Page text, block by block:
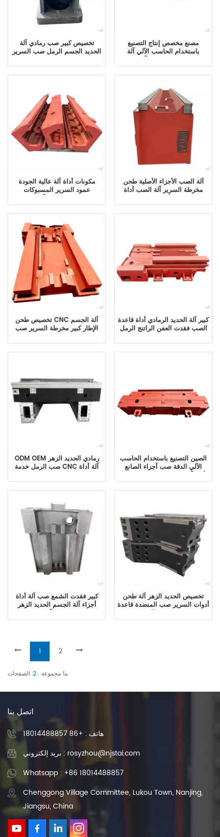
تخصيص كبير صب رمادي آلة
الحديد الجسم الرمل صب السرير
مصنع مخصص إنتاج التصنيع
باستخدام الحاسب الآلي آلة
مكونات أداة آلة عالية الجودة
عمود السرير المسبوكات
آلة الصب الأجزاء الأصلية طحن
مخرطة السرير آلة الصب أداة
تخصيص طحن CNC آلة الجسم
الإطار كبير مخرطة السرير صب
كبير آلة الحديد الرمادي أداة قاعدة
الصب فقدت العفن الراتنج الرمل
ODM OEM رمادي الحديد الزهر
صب الرمل خدمة CNC آلة أداة
الصين التصنيع باستخدام الحاسب
الآلي الدقة صب أجزاء الصانع
كبير فقدت الشمع صب آلة أداة
أجزاء آلة الجسم الحديد الزهر
تخصيص الحديد الزهر آلة طحن
أدوات السرير صب المنضدة قاعدة
1 2
ما مجموعه 2 الصفحات
اتصل بنا
هاتف : +86 18014488857
بريد إلكتروني : rosyzhou@njstai.com
Whatsapp : +86 18014488857
Chenggong Village Committee, Lukou Town, Nanjing,
Jiangsu, China